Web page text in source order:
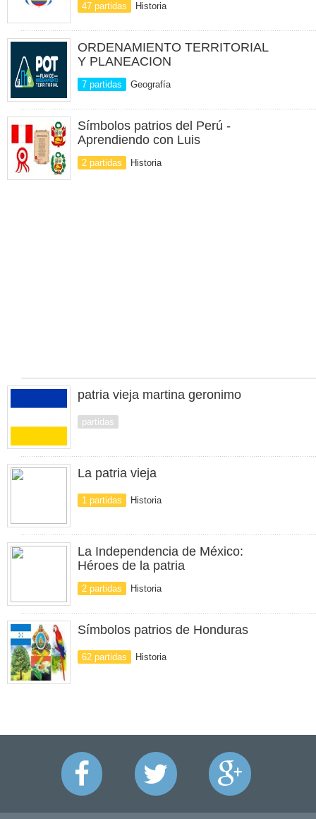
47 partidas Historia
ORDENAMIENTO TERRITORIAL
Y PLANEACION
7 partidas Geografía
Símbolos patrios del Perú -
Aprendiendo con Luis
2 partidas Historia
patria vieja martina geronimo
partidas
La patria vieja
1 partidas Historia
La Independencia de México:
Héroes de la patria
2 partidas Historia
Símbolos patrios de Honduras
62 partidas Historia